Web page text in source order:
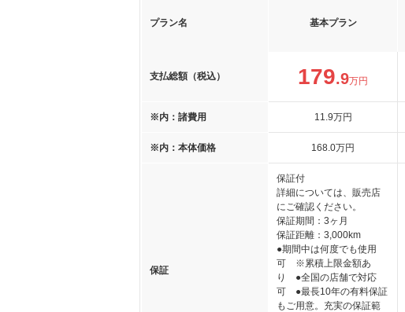
プラン名 基本プラン
支払総額（税込） 179.9万円
※内：諸費用 11.9万円
※内：本体価格 168.0万円
保証
保証付
詳細については、販売店
にご確認ください。
保証期間：3ヶ月
保証距離：3,000km
●期間中は何度でも使用
可 ※累積上限金額あ
り ●全国の店舗で対応
可 ●最長10年の有料保証
もご用意。充実の保証範